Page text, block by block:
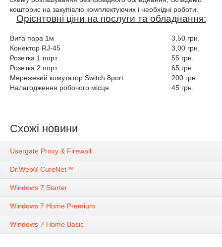
кошторис на закупівлю комплектуючих і необхідні роботи.
Орієнтовні ціни на послуги та обладнання:
Вита пара 1м
3,50 грн.
Конектор RJ-45
3,00 грн.
Розетка 1 порт
55 грн.
Розетка 2 порт
65 грн.
Мережевий комутатор Switch 8port
200 грн.
Налагодження робочого місця
45 грн.
Схожі новини
Usergate Proxy & Firewall
Dr.Web® CureNet™
Windows 7 Starter
Windows 7 Home Premium
Windows 7 Home Basic